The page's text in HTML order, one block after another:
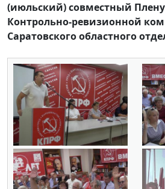
(июльский) совместный
Контрольно-ревизионной
Саратовского областного